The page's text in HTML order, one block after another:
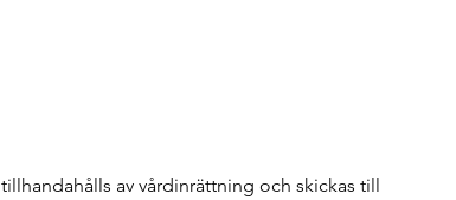
av vårdinrättning och skickas till